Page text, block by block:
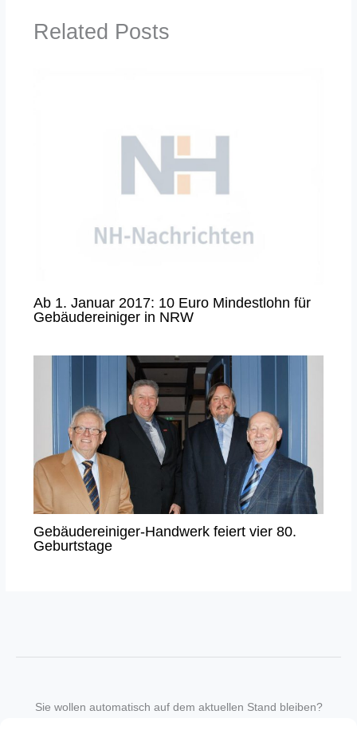
Related Posts
Ab 1. Januar 2017: 10 Euro Mindestlohn für
Gebäudereiniger in NRW
Gebäudereiniger-Handwerk feiert vier 80.
Geburtstage
Sie wollen automatisch auf dem aktuellen Stand bleiben?